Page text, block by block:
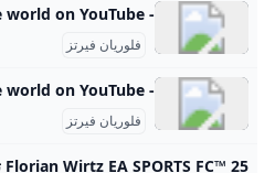
فلوريان فيرتز
فلوريان فيرتز